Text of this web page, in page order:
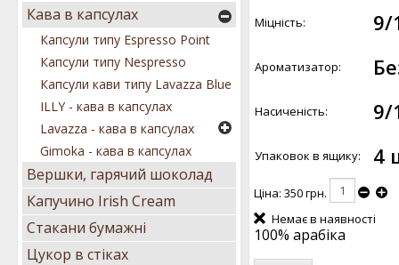
Міцність: 9/
Ароматизатор:
Насиченість: 9/
Упаковок в ящику: 4
Ціна: 350 грн.
Немає в наявності
100% арабіка
Кава в капсулах
Капсули типу Espresso Point
Капсули типу Nespresso
Капсули кави типу Lavazza Blue
ILLY - кава в капсулах
Lavazza - кава в капсулах
Gimoka - кава в капсулах
Вершки, гарячий шоколад
Капучино Irish Cream
Стакани бумажні
Цукор в стіках